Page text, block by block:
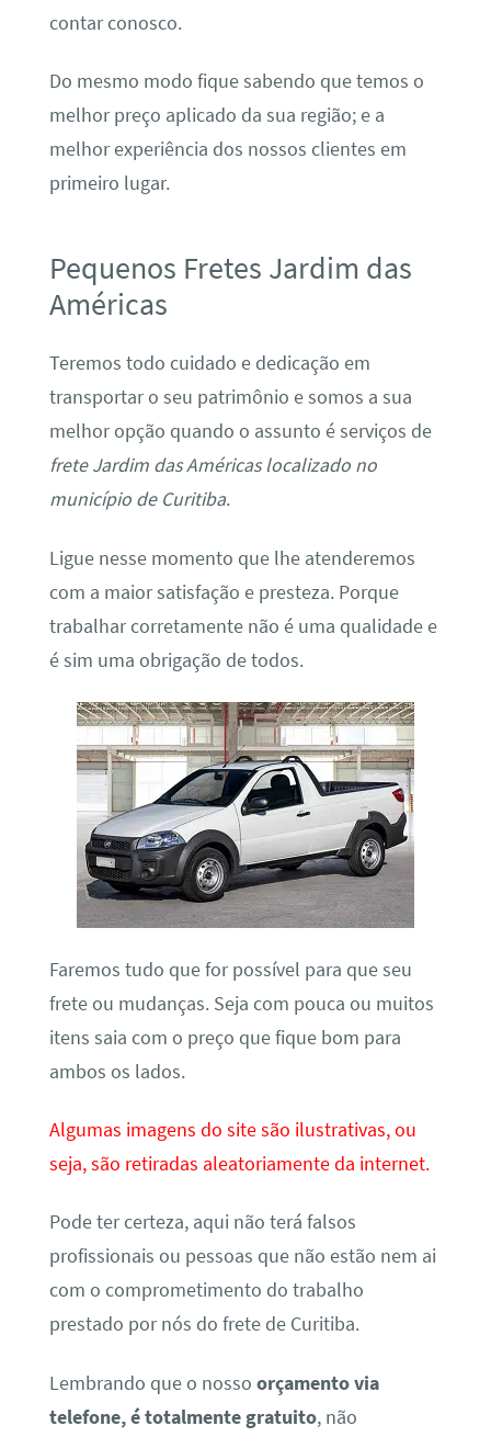
contar conosco.
Do mesmo modo fique sabendo que temos o
melhor preço aplicado da sua região; e a
melhor experiência dos nossos clientes em
primeiro lugar.
Pequenos Fretes Jardim das
Américas
Teremos todo cuidado e dedicação em
transportar o seu patrimônio e somos a sua
melhor opção quando o assunto é serviços de
frete Jardim das Américas localizado no
município de Curitiba.
Ligue nesse momento que lhe atenderemos
com a maior satisfação e presteza. Porque
trabalhar corretamente não é uma qualidade e
é sim uma obrigação de todos.
Faremos tudo que for possível para que seu
frete ou mudanças. Seja com pouca ou muitos
itens saia com o preço que fique bom para
ambos os lados.
Algumas imagens do site são ilustrativas, ou
seja, são retiradas aleatoriamente da internet.
Pode ter certeza, aqui não terá falsos
profissionais ou pessoas que não estão nem ai
com o comprometimento do trabalho
prestado por nós do frete de Curitiba.
Lembrando que o nosso orçamento via
telefone, é totalmente gratuito, não